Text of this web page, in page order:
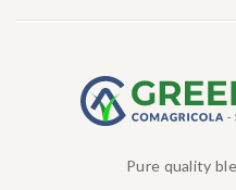
Pure quality